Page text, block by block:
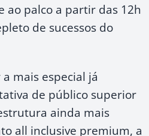
ao palco a partir das 12h
de sucessos do
mais especial já
de público superior
ainda mais
all inclusive premium, a